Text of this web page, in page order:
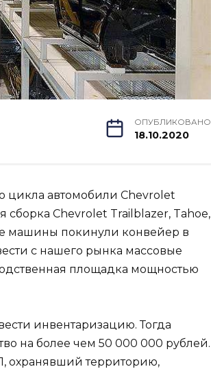
ОПУБЛИКОВАНО
18.10.2020
цикла автомобили Chevrolet
сборка Chevrolet Trailblazer, Tahoe,
машины покинули конвейер в
с нашего рынка массовые
площадка мощностью
инвентаризацию. Тогда
на более чем 50 000 000 рублей.
охранявший территорию,